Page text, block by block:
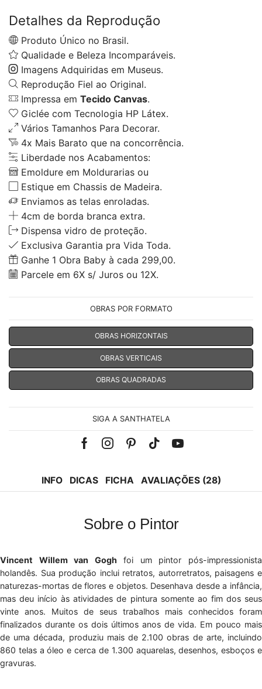
Detalhes da Reprodução
Produto Único no Brasil.
Qualidade e Beleza Incomparáveis.
Imagens Adquiridas em Museus.
Reprodução Fiel ao Original.
Impressa em Tecido Canvas.
Giclée com Tecnologia HP Látex.
Vários Tamanhos Para Decorar.
4x Mais Barato que na concorrência.
Liberdade nos Acabamentos:
Emoldure em Moldurarias ou
Estique em Chassis de Madeira.
Enviamos as telas enroladas.
4cm de borda branca extra.
Dispensa vidro de proteção.
Exclusiva Garantia pra Vida Toda.
Ganhe 1 Obra Baby à cada 299,00.
Parcele em 6X s/ Juros ou 12X.
OBRAS POR FORMATO
OBRAS HORIZONTAIS
OBRAS VERTICAIS
OBRAS QUADRADAS
SIGA A SANTHATELA
Facebook
Instagram
Pinterest
Tik-Youtube
INFO DICAS FICHA AVALIAÇÕES (28)
Sobre o Pintor
Vincent Willem van Gogh foi um pintor pós-impressionista
holandês. Sua produção inclui retratos, autorretratos, paisagens e
naturezas-mortas de flores e objetos. Desenhava desde a infância,
mas deu início às atividades de pintura somente ao fim dos seus
vinte anos. Muitos de seus trabalhos mais conhecidos foram
finalizados durante os dois últimos anos de vida. Em pouco mais
de uma década, produziu mais de 2.100 obras de arte, incluindo
860 telas a óleo e cerca de 1.300 aquarelas, desenhos, esboços e
gravuras.